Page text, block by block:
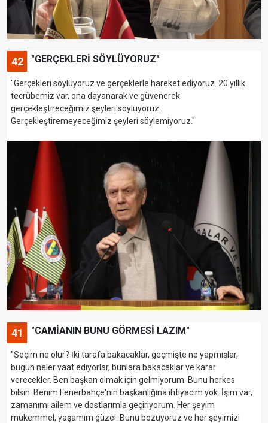
42 "GERÇEKLERİ SÖYLÜYORUZ"
"Gerçekleri söylüyoruz ve gerçeklerle hareket ediyoruz. 20 yıllık
tecrübemiz var, ona dayanarak ve güvenerek
gerçekleştireceğimiz şeyleri söylüyoruz.
Gerçekleştiremeyeceğimiz şeyleri söylemiyoruz."
41 "CAMİANIN BUNU GÖRMESİ LAZIM"
"Seçim ne olur? İki tarafa bakacaklar, geçmişte ne yapmışlar,
bugün neler vaat ediyorlar, bunlara bakacaklar ve karar
verecekler. Ben başkan olmak için gelmiyorum. Bunu herkes
bilsin. Benim Fenerbahçe'nin başkanlığına ihtiyacım yok. İşim var,
zamanımı ailem ve dostlarımla geçiriyorum. Her şeyim
mükemmel, yaşamım güzel. Bunu bozuyoruz ve her şeyimizi